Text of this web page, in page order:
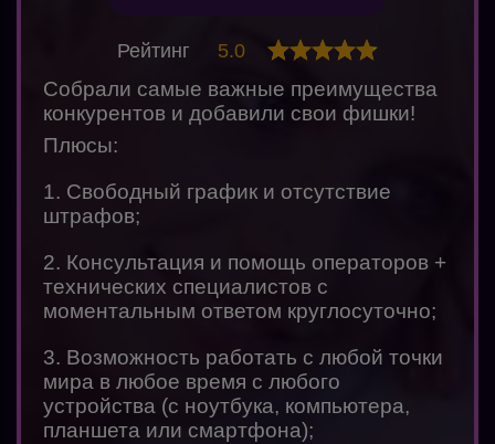
Собрали самые важные преимущества
конкурентов и добавили свои фишки!
Плюсы:
1. Свободный график и отсутствие
штрафов;
2. Консультация и помощь операторов +
технических специалистов с
моментальным ответом круглосуточно;
3. Возможность работать с любой точки
мира в любое время с любого
устройства (с ноутбука, компьютера,
планшета или смартфона);
Рейтинг 5.0